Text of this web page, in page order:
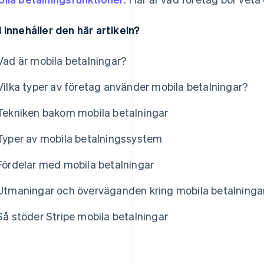
innehåller den här artikeln?
är mobila betalningar?
typer av företag använder mobila betalningar?
bakom mobila betalningar
av mobila betalningssystem
med mobila betalningar
och överväganden kring mobila
stöder Stripe mobila betalningar